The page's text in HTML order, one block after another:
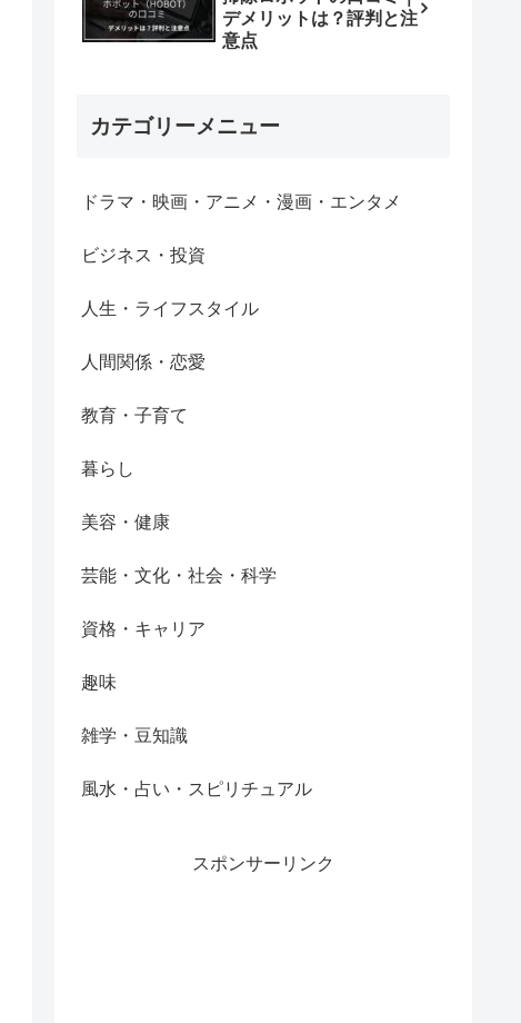
デメリットは？評判と注
意点
カテゴリーメニュー
ドラマ・映画・アニメ・漫画・エンタメ
ビジネス・投資
人生・ライフスタイル
人間関係・恋愛
教育・子育て
暮らし
美容・健康
芸能・文化・社会・科学
資格・キャリア
趣味
雑学・豆知識
風水・占い・スピリチュアル
スポンサーリンク